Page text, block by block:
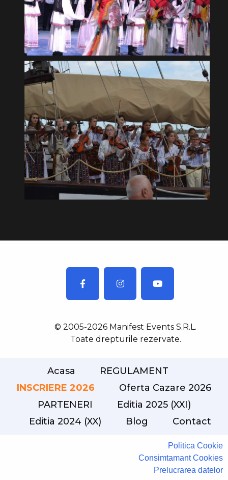
© 2005-2026 Manifest Events S.R.L.
Toate drepturile rezervate.
Acasa
REGULAMENT
INSCRIERE 2026
Oferta Cazare 2026
PARTENERI
Editia 2025 (XXI)
Editia 2024 (XX)
Blog Contact
Politica Cookie
Consimtamant Cookies
Prelucrarea datelor